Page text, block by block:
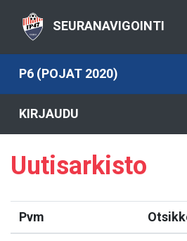
SEURANAVIGOINTI
P6 (POJAT 2020)
KIRJAUDU
Uutisarkisto
Pvm